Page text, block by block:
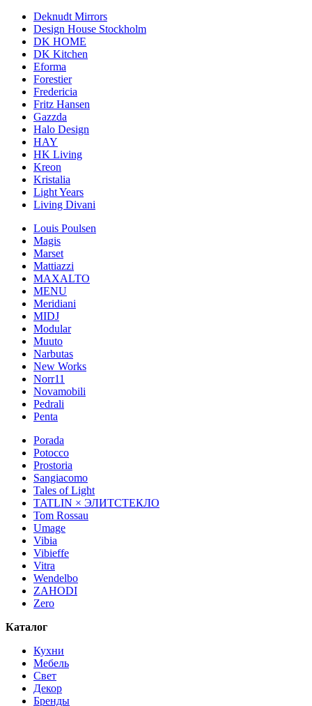
Deknudt Mirrors
Design House Stockholm
DK HOME
DK Kitchen
Eforma
Forestier
Fredericia
Fritz Hansen
Gazzda
Halo Design
HAY
HK Living
Kreon
Kristalia
Light Years
Living Divani
Louis Poulsen
Magis
Marset
Mattiazzi
MAXALTO
MENU
Meridiani
MIDJ
Modular
Muuto
Narbutas
New Works
Norr11
Novamobili
Pedrali
Penta
Porada
Potocco
Prostoria
Sangiacomo
Tales of Light
TATLIN × ЭЛИТСТЕКЛО
Tom Rossau
Umage
Vibia
Vibieffe
Vitra
Wendelbo
ZAHODI
Zero
Каталог
Кухни
Мебель
Свет
Декор
Бренды